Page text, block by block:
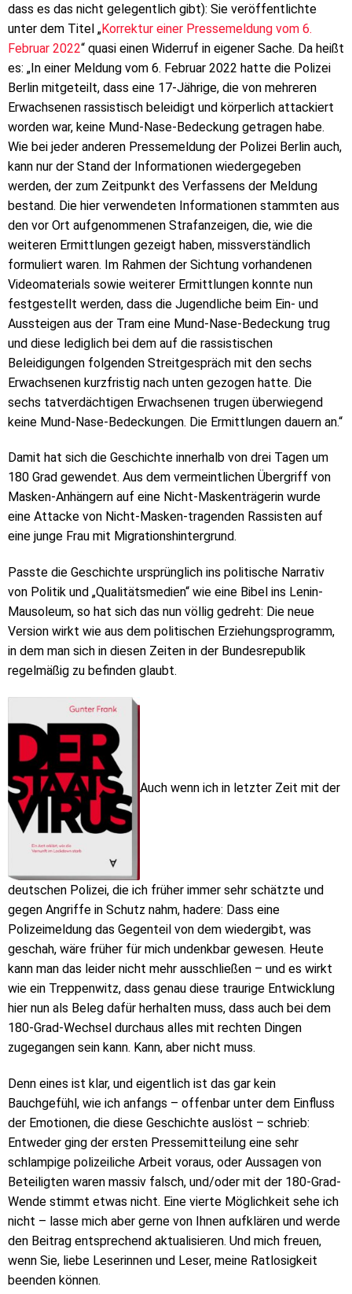
dass es das nicht gelegentlich gibt): Sie veröffentlichte
unter dem Titel „Korrektur einer Pressemeldung vom 6.
Februar 2022“ quasi einen Widerruf in eigener Sache. Da heißt
es: „In einer Meldung vom 6. Februar 2022 hatte die Polizei
Berlin mitgeteilt, dass eine 17-Jährige, die von mehreren
Erwachsenen rassistisch beleidigt und körperlich attackiert
worden war, keine Mund-Nase-Bedeckung getragen habe.
Wie bei jeder anderen Pressemeldung der Polizei Berlin auch,
kann nur der Stand der Informationen wiedergegeben
werden, der zum Zeitpunkt des Verfassens der Meldung
bestand. Die hier verwendeten Informationen stammten aus
den vor Ort aufgenommenen Strafanzeigen, die, wie die
weiteren Ermittlungen gezeigt haben, missverständlich
formuliert waren. Im Rahmen der Sichtung vorhandenen
Videomaterials sowie weiterer Ermittlungen konnte nun
festgestellt werden, dass die Jugendliche beim Ein- und
Aussteigen aus der Tram eine Mund-Nase-Bedeckung trug
und diese lediglich bei dem auf die rassistischen
Beleidigungen folgenden Streitgespräch mit den sechs
Erwachsenen kurzfristig nach unten gezogen hatte. Die
sechs tatverdächtigen Erwachsenen trugen überwiegend
keine Mund-Nase-Bedeckungen. Die Ermittlungen dauern an.“
Damit hat sich die Geschichte innerhalb von drei Tagen um
180 Grad gewendet. Aus dem vermeintlichen Übergriff von
Masken-Anhängern auf eine Nicht-Maskenträgerin wurde
eine Attacke von Nicht-Masken-tragenden Rassisten auf
eine junge Frau mit Migrationshintergrund.
Passte die Geschichte ursprünglich ins politische Narrativ
von Politik und „Qualitätsmedien“ wie eine Bibel ins Lenin-
Mausoleum, so hat sich das nun völlig gedreht: Die neue
Version wirkt wie aus dem politischen Erziehungsprogramm,
in dem man sich in diesen Zeiten in der Bundesrepublik
regelmäßig zu befinden glaubt.
Auch wenn ich in letzter Zeit mit der
deutschen Polizei, die ich früher immer sehr schätzte und
gegen Angriffe in Schutz nahm, hadere: Dass eine
Polizeimeldung das Gegenteil von dem wiedergibt, was
geschah, wäre früher für mich undenkbar gewesen. Heute
kann man das leider nicht mehr ausschließen – und es wirkt
wie ein Treppenwitz, dass genau diese traurige Entwicklung
hier nun als Beleg dafür herhalten muss, dass auch bei dem
180-Grad-Wechsel durchaus alles mit rechten Dingen
zugegangen sein kann. Kann, aber nicht muss.
Denn eines ist klar, und eigentlich ist das gar kein
Bauchgefühl, wie ich anfangs – offenbar unter dem Einfluss
der Emotionen, die diese Geschichte auslöst – schrieb:
Entweder ging der ersten Pressemitteilung eine sehr
schlampige polizeiliche Arbeit voraus, oder Aussagen von
Beteiligten waren massiv falsch, und/oder mit der 180-Grad-
Wende stimmt etwas nicht. Eine vierte Möglichkeit sehe ich
nicht – lasse mich aber gerne von Ihnen aufklären und werde
den Beitrag entsprechend aktualisieren. Und mich freuen,
wenn Sie, liebe Leserinnen und Leser, meine Ratlosigkeit
beenden können.